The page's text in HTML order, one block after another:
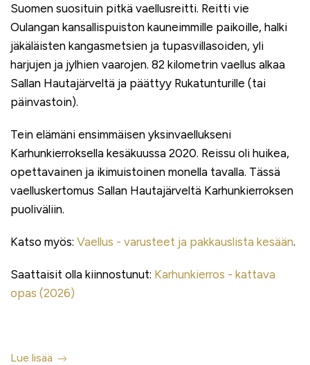
Suomen suosituin pitkä vaellusreitti. Reitti vie
Oulangan kansallispuiston kauneimmille paikoille, halki
jäkäläisten kangasmetsien ja tupasvillasoiden, yli
harjujen ja jylhien vaarojen. 82 kilometrin vaellus alkaa
Sallan Hautajärveltä ja päättyy Rukatunturille (tai
päinvastoin).
Tein elämäni ensimmäisen yksinvaellukseni
Karhunkierroksella kesäkuussa 2020. Reissu oli huikea,
opettavainen ja ikimuistoinen monella tavalla. Tässä
vaelluskertomus Sallan Hautajärveltä Karhunkierroksen
puoliväliin.
Katso myös: Vaellus - varusteet ja pakkauslista kesään.
Saattaisit olla kiinnostunut: Karhunkierros - kattava
opas (2026)
Lue lisää